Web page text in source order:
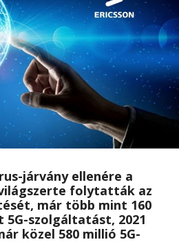
járvány ellenére a
folytatták az
már több mint 160
szolgáltatást, 2021
közel 580 millió 5G-